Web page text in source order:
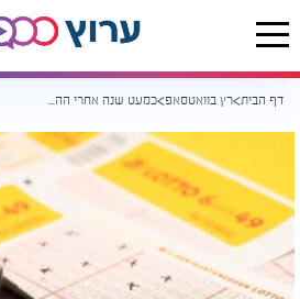
דף הבית רץ בוואטסאפ כמעט שנה אחרי ההגרלה: הזוכה ב־100 מיליון דולר עדיין לא הגיע לקחת את הכסף